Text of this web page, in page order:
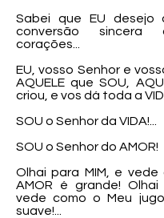
Sabei que EU desejo
conversão sincera
corações...
EU, vosso Senhor e
AQUELE que SOU,
criou, e vos dá toda a
SOU o Senhor da VIDA!...
SOU o Senhor do AMOR!
Olhai para MIM, e vede
AMOR é grande! Olhai
vede como o Meu
suave!...